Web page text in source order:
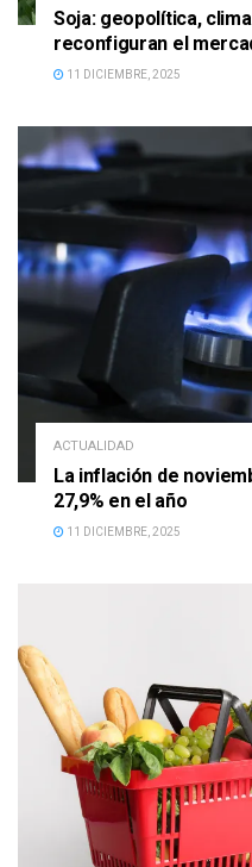
Soja: geopolítica,
reconfiguran el
11 DICIEMBRE, 2025
ACTUALIDAD
La inflación de
27,9% en el año
11 DICIEMBRE, 2025